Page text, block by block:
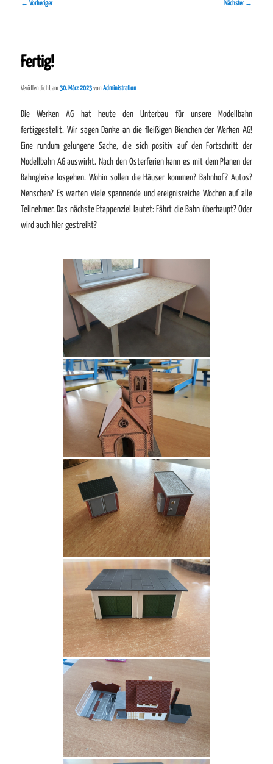
Beitragsnavigation
← Vorheriger Nächster →
Fertig!
Veröffentlicht am30. März 2023vonAdministration
Die Werken AG hat heute den Unterbau für unsere Modellbahn
fertiggestellt. Wir sagen Danke an die fleißigen Bienchen der Werken AG!
Eine rundum gelungene Sache, die sich positiv auf den Fortschritt der
Modellbahn AG auswirkt. Nach den Osterferien kann es mit dem Planen der
Bahngleise losgehen. Wohin sollen die Häuser kommen? Bahnhof? Autos?
Menschen? Es warten viele spannende und ereignisreiche Wochen auf alle
Teilnehmer. Das nächste Etappenziel lautet: Fährt die Bahn überhaupt? Oder
wird auch hier gestreikt?